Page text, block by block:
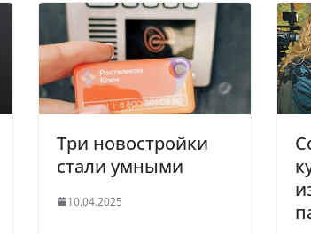
Три новостройки
стали умными
10.04.2025